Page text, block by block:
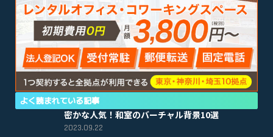
よく読まれている記事
密かな人気！和室のバーチャル背景10選
2023.09.22